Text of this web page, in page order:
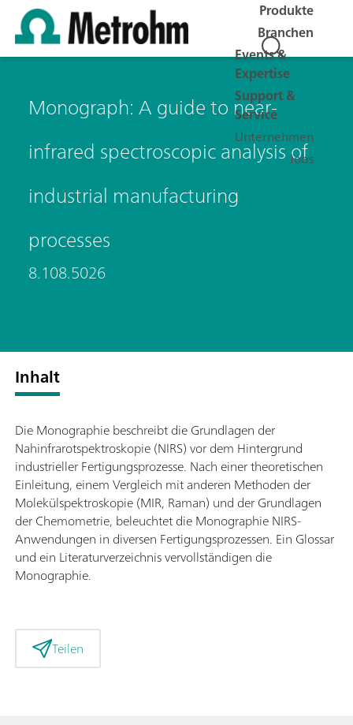
Produkte
Branchen
Events &
Expertise
Support &
Service
Unternehmen
Jobs
Monograph: A guide to near-
infrared spectroscopic analysis of
industrial manufacturing
processes
8.108.5026
Inhalt
Die Monographie beschreibt die Grundlagen der
Nahinfrarotspektroskopie (NIRS) vor dem Hintergrund
industrieller Fertigungsprozesse. Nach einer theoretischen
Einleitung, einem Vergleich mit anderen Methoden der
Molekülspektroskopie (MIR, Raman) und der Grundlagen
der Chemometrie, beleuchtet die Monographie NIRS-
Anwendungen in diversen Fertigungsprozessen. Ein Glossar
und ein Literaturverzeichnis vervollständigen die
Monographie.
Teilen